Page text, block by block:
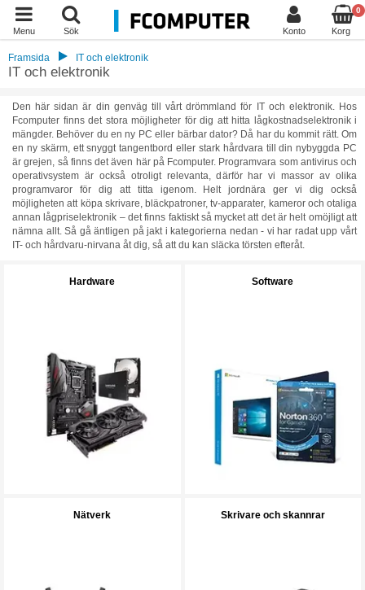
Menu Sök Konto
0
Korg
Framsida IT och elektronik
IT och elektronik
Den här sidan är din genväg till vårt drömmland för IT och elektronik. Hos
Fcomputer finns det stora möjligheter för dig att hitta lågkostnadselektronik i
mängder. Behöver du en ny PC eller bärbar dator? Då har du kommit rätt. Om
en ny skärm, ett snyggt tangentbord eller stark hårdvara till din nybyggda PC
är grejen, så finns det även här på Fcomputer. Programvara som antivirus och
operativsystem är också otroligt relevanta, därför har vi massor av olika
programvaror för dig att titta igenom. Helt jordnära ger vi dig också
möjligheten att köpa skrivare, bläckpatroner, tv-apparater, kameror och otaliga
annan lågpriselektronik – det finns faktiskt så mycket att det är helt omöjligt att
nämna allt. Så gå äntligen på jakt i kategorierna nedan - vi har radat upp vårt
IT- och hårdvaru-nirvana åt dig, så att du kan släcka törsten efteråt.
Hardware Software
Nätverk Skrivare och skannrar